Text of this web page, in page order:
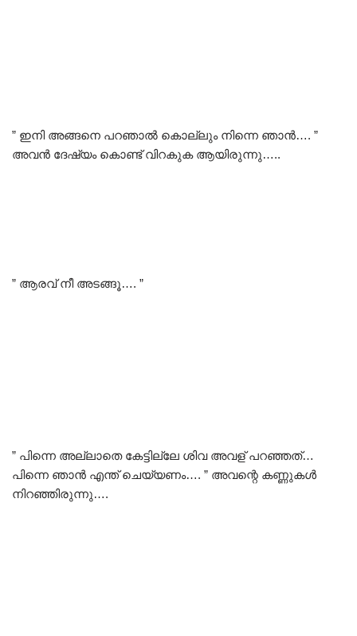
” ഇനി അങ്ങനെ പറഞാൽ കൊല്ലും നിന്നെ ഞാൻ…. ”
അവൻ ദേഷ്യം കൊണ്ട് വിറകുക ആയിരുന്നു…..
” ആരവ് നീ അടങ്ങൂ…. ”
” പിന്നെ അല്ലാതെ കേട്ടില്ലേ ശിവ അവള് പറഞ്ഞത്…
പിന്നെ ഞാൻ എന്ത് ചെയ്യണം…. ” അവന്റെ കണ്ണുകൾ
നിറഞ്ഞിരുന്നു….